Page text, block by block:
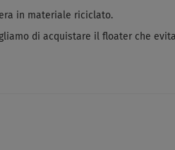
in materiale riciclato.
di acquistare il floater che